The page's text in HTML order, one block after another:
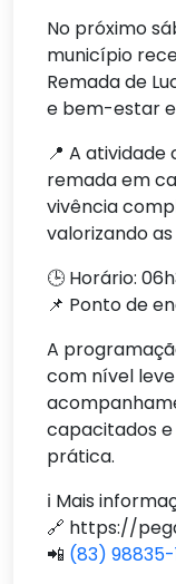
No próximo
município
Remada de
e bem-estar
📍 A
remada em
vivência
valorizando
🕒 Horário:
📌 Ponto de
A
com nível
capacitados
prática.
ℹ️ Mais
🔗 https://
📲 (83) 98835-